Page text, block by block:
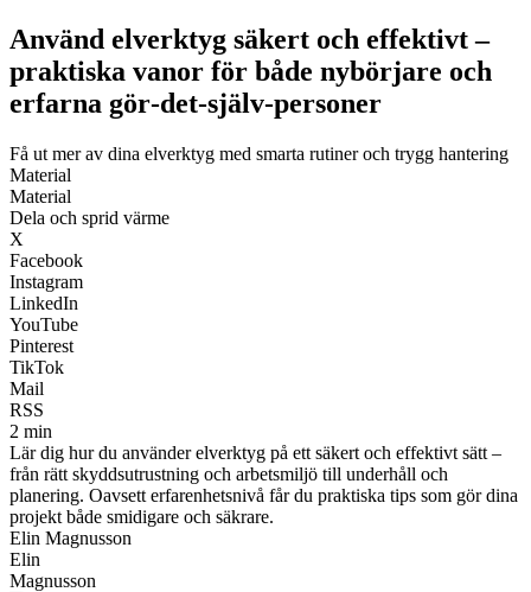
Använd elverktyg säkert och effektivt –
praktiska vanor för både nybörjare och
erfarna gör‑det‑själv‑personer
Få ut mer av dina elverktyg med smarta rutiner och trygg hantering
Material
Material
Dela och sprid värme
X
Facebook
Instagram
LinkedIn
YouTube
Pinterest
TikTok
Mail
RSS
2 min
Lär dig hur du använder elverktyg på ett säkert och effektivt sätt –
från rätt skyddsutrustning och arbetsmiljö till underhåll och
planering. Oavsett erfarenhetsnivå får du praktiska tips som gör dina
projekt både smidigare och säkrare.
Elin Magnusson
Elin
Magnusson